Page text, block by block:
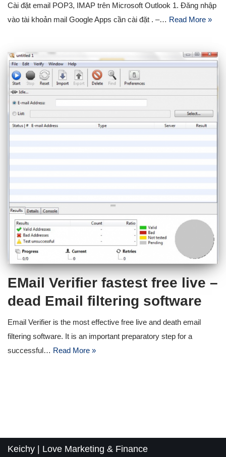
Cài đặt email POP3, IMAP trên Microsoft Outlook 1. Đăng nhập
vào tài khoản mail Google Apps cần cài đặt . –… Read More »
EMail Verifier fastest free live –
dead Email filtering software
Email Verifier is the most effective free live and death email
filtering software. It is an important preparatory step for a
successful… Read More »
Keichy | Love Marketing & Finance